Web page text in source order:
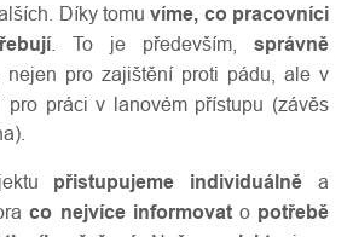
Díky tomuvíme, co pracovníci
. To je především, správně
, nejen pro zajištění proti pádu, ale v
pro práci v lanovém přístupu (závěs
přistupujeme individuálně a
co nejvíce informovato potřebě